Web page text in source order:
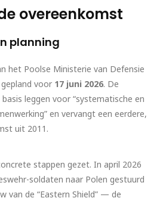
overeenkomst
planning
het Poolse Ministerie van Defensie
voor 17 juni 2026. De
leggen voor “systematische en
en vervangt een eerdere,
uit 2011.
stappen gezet. In april 2026
soldaten naar Polen gestuurd
van de “Eastern Shield” — de